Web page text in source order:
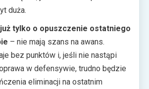
duża.
tylko o opuszczenie ostatniego
– nie mają szans na awans.
bez punktów i, jeśli nie nastąpi
w defensywie, trudno będzie
eliminacji na ostatnim